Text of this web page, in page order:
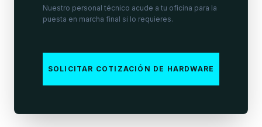
Nuestro personal técnico acude a tu oficina para la
puesta en marcha final si lo requieres.
SOLICITAR COTIZACIÓN DE HARDWARE